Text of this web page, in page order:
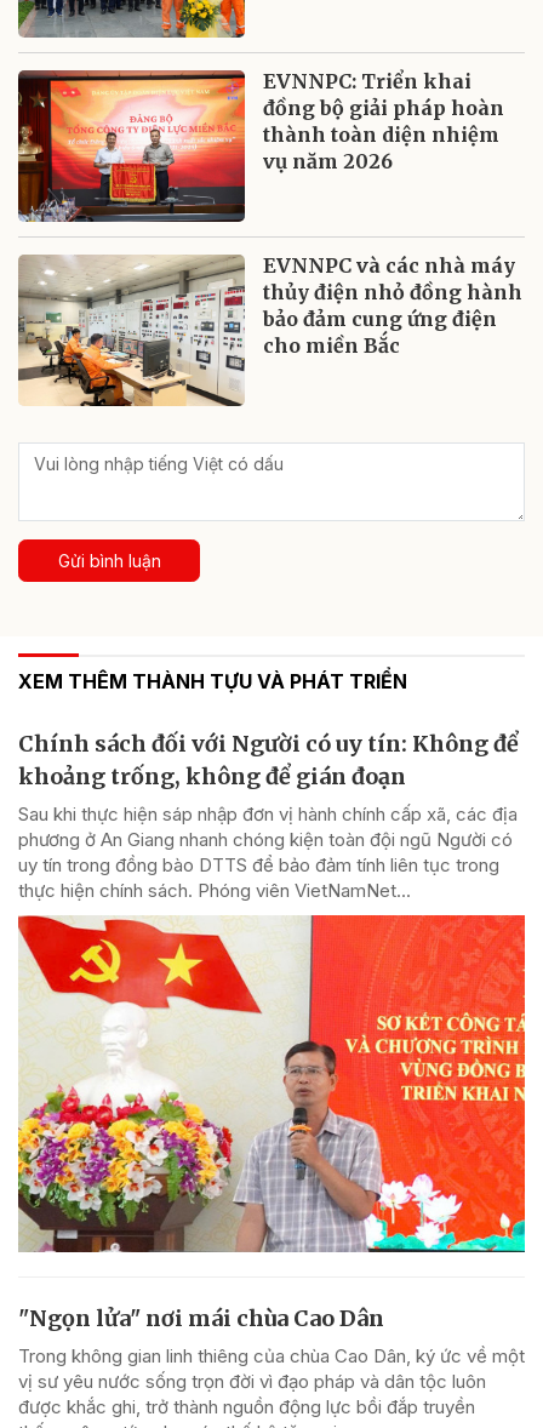
EVNNPC: Triển khai
đồng bộ giải pháp hoàn
thành toàn diện nhiệm
vụ năm 2026
EVNNPC và các nhà máy
thủy điện nhỏ đồng hành
bảo đảm cung ứng điện
cho miền Bắc
Gửi bình luận
XEM THÊM THÀNH TỰU VÀ PHÁT TRIỂN
Chính sách đối với Người có uy tín: Không để
khoảng trống, không để gián đoạn
Sau khi thực hiện sáp nhập đơn vị hành chính cấp xã, các địa
phương ở An Giang nhanh chóng kiện toàn đội ngũ Người có
uy tín trong đồng bào DTTS để bảo đảm tính liên tục trong
thực hiện chính sách. Phóng viên VietNamNet...
"Ngọn lửa" nơi mái chùa Cao Dân
Trong không gian linh thiêng của chùa Cao Dân, ký ức về một
vị sư yêu nước sống trọn đời vì đạo pháp và dân tộc luôn
được khắc ghi, trở thành nguồn động lực bồi đắp truyền